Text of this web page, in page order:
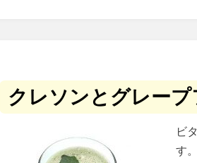
クレソンとグレー
ビ
す